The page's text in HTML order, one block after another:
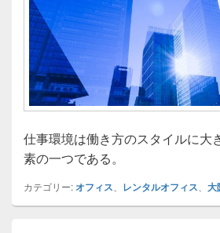
仕事環境は働き方のスタイルに大
素の一つである。
カテゴリー:オフィス レンタルオフィス 大